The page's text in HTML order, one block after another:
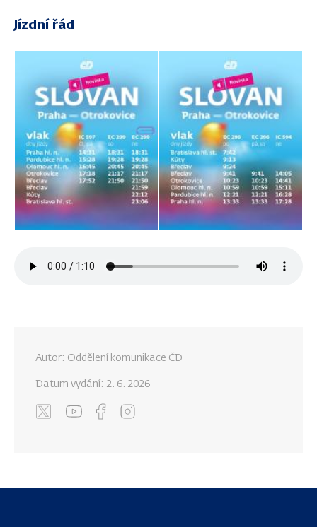
Jízdní řád
Autor: Oddělení komunikace ČD
Datum vydání: 2. 6. 2026